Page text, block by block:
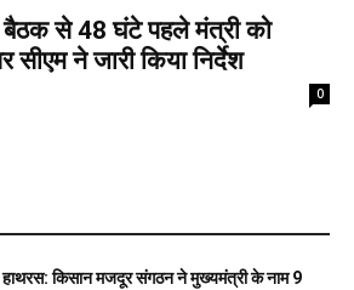
बैठक से 48 घंटे पहले मंत्री को
सीएम ने जारी किया निर्देश
0
हाथरस: किसान मजदूर संगठन ने मुख्यमंत्री के नाम 9